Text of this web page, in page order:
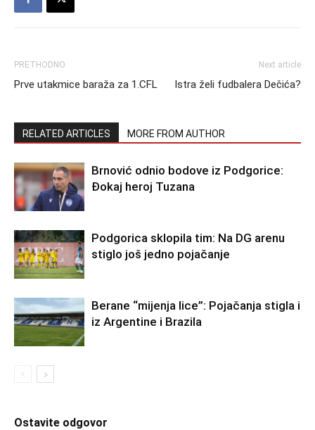
PRETHODNO
Prve utakmice baraža za 1.CFL
Next article
Istra želi fudbalera Dečića?
RELATED ARTICLES MORE FROM AUTHOR
Brnović odnio bodove iz Podgorice:
Đokaj heroj Tuzana
Podgorica sklopila tim: Na DG arenu
stiglo još jedno pojačanje
Berane “mijenja lice”: Pojačanja stigla i
iz Argentine i Brazila
Ostavite odgovor